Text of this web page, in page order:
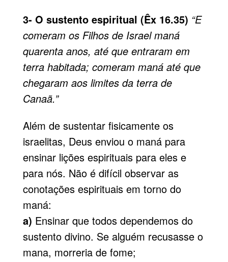
3- O sustento espiritual (Êx 16.35) “E
comeram os Filhos de Israel maná
quarenta anos, até que entraram em
terra habitada; comeram maná até que
chegaram aos limites da terra de
Canaã.”
Além de sustentar fisicamente os
israelitas, Deus enviou o maná para
ensinar lições espirituais para eles e
para nós. Não é difícil observar as
conotações espirituais em torno do
maná:
a) Ensinar que todos dependemos do
sustento di­vino. Se alguém recusasse o
mana, morreria de fome;